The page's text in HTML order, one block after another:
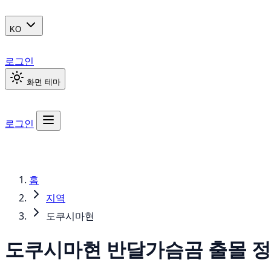
KO
로그인
화면 테마
로그인
홈
지역
도쿠시마현
도쿠시마현 반달가슴곰 출몰